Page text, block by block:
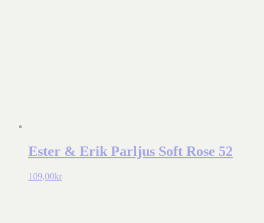
Ester & Erik Parljus Soft Rose 52
109,00kr